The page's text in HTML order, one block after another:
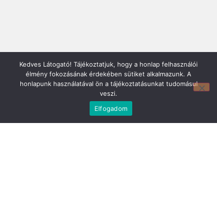
Mirland Lakberendezési Áruház:
7100 Szekszárd, Fáy András u. 29
E-mail cím:
webmirland@gmail.com
Kedves Látogató! Tájékoztatjuk, hogy a honlap felhasználói
élmény fokozásának érdekében sütiket alkalmazunk. A
honlapunk használatával ön a tájékoztatásunkat tudomásul
veszi.
Elfogadom